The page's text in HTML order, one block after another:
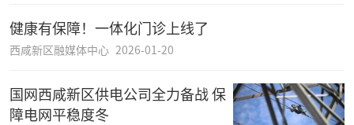
健康有保障！一体化门诊上线了
西咸新区融媒体中心 2026-01-20
国网西咸新区供电公司全力备战 保
障电网平稳度冬